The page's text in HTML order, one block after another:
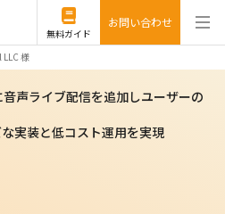
無料ガイド
お問い合わせ
LLC 様
声ライブ配信を追加しユーザーの
実装と低コスト運用を実現